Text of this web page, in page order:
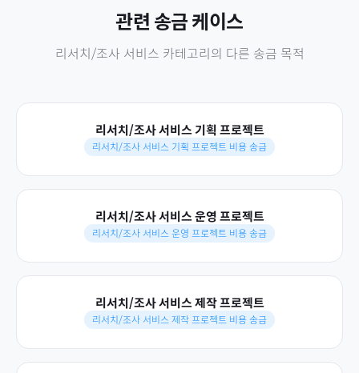
관련 송금 케이스
리서치/조사 서비스 카테고리의 다른 송금 목적
리서치/조사 서비스 기획 프로젝트
리서치/조사 서비스 기획 프로젝트 비용 송금
리서치/조사 서비스 운영 프로젝트
리서치/조사 서비스 운영 프로젝트 비용 송금
리서치/조사 서비스 제작 프로젝트
리서치/조사 서비스 제작 프로젝트 비용 송금